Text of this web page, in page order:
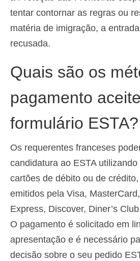
tentar contornar as regras ou
matéria de imigração, a
recusada.
Quais são os
pagamento
formulário ESTA?
Os requerentes franceses
candidatura ao ESTA
cartões de débito ou de
emitidos pela Visa,
Express, Discover, Diner’s
O pagamento é solicitado em
apresentação e é necessário
decisão sobre o seu pedido